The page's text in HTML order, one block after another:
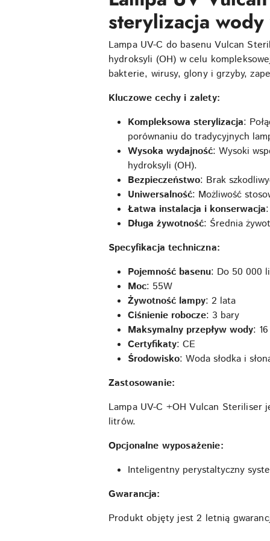
sterylizacja wody
Lampa UV-C do basenu Vulcan
hydroksyli (OH) w celu
bakterie, wirusy, glony i grzyby,
Kluczowe cechy i zalety:
Kompleksowa sterylizacja:
porównaniu do tradycyjnych
Wysoka wydajność: Wysoki
hydroksyli (OH).
Bezpieczeństwo: Brak
Uniwersalność: Możliwość
Łatwa instalacja i konserwacja
Długa żywotność: Średnia
Specyfikacja techniczna:
Pojemność basenu: Do 50 000
Moc: 55W
Żywotność lampy: 2 lata
Ciśnienie robocze: 3 bary
Maksymalny przepływ wody:
Certyfikaty: CE
Środowisko: Woda słodka i
Zastosowanie:
Lampa UV-C +OH Vulcan Steriliser
litrów.
Opcjonalne wyposażenie:
Inteligentny perystaltyczny
Gwarancja:
Produkt objęty jest 2 letnią